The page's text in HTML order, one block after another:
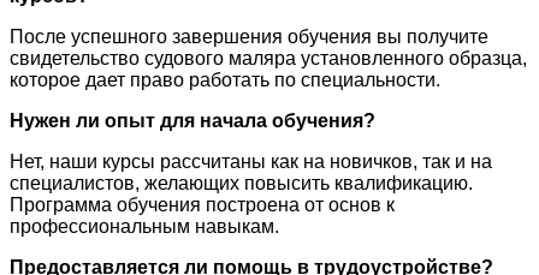
После успешного завершения обучения вы получите
свидетельство судового маляра установленного образца,
которое дает право работать по специальности.
Нужен ли опыт для начала обучения?
Нет, наши курсы рассчитаны как на новичков, так и на
специалистов, желающих повысить квалификацию.
Программа обучения построена от основ к
профессиональным навыкам.
Предоставляется ли помощь в трудоустройстве?